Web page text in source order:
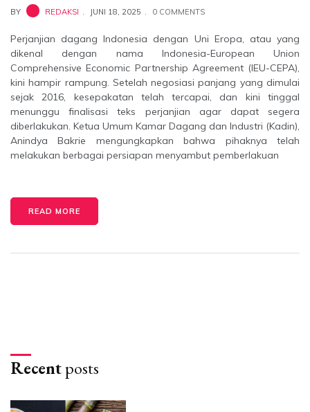
BY REDAKSI JUNI 18, 2025 0 COMMENTS
Perjanjian dagang Indonesia dengan Uni Eropa, atau yang
dikenal dengan nama Indonesia-European Union
Comprehensive Economic Partnership Agreement (IEU-CEPA),
kini hampir rampung. Setelah negosiasi panjang yang dimulai
sejak 2016, kesepakatan telah tercapai, dan kini tinggal
menunggu finalisasi teks perjanjian agar dapat segera
diberlakukan. Ketua Umum Kamar Dagang dan Industri (Kadin),
Anindya Bakrie mengungkapkan bahwa pihaknya telah
melakukan berbagai persiapan menyambut pemberlakuan
READ MORE
Recentposts